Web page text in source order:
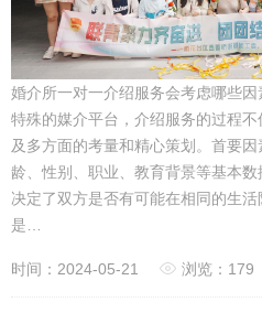
婚介所一对一介绍服务会考虑哪些
特殊的媒介平台，介绍服务的过程
及多方面的考量和精心策划。首要
龄、性别、职业、教育背景等基本
决定了双方是否有可能在相同的生
是…
时间：2024-05-21 浏览：179